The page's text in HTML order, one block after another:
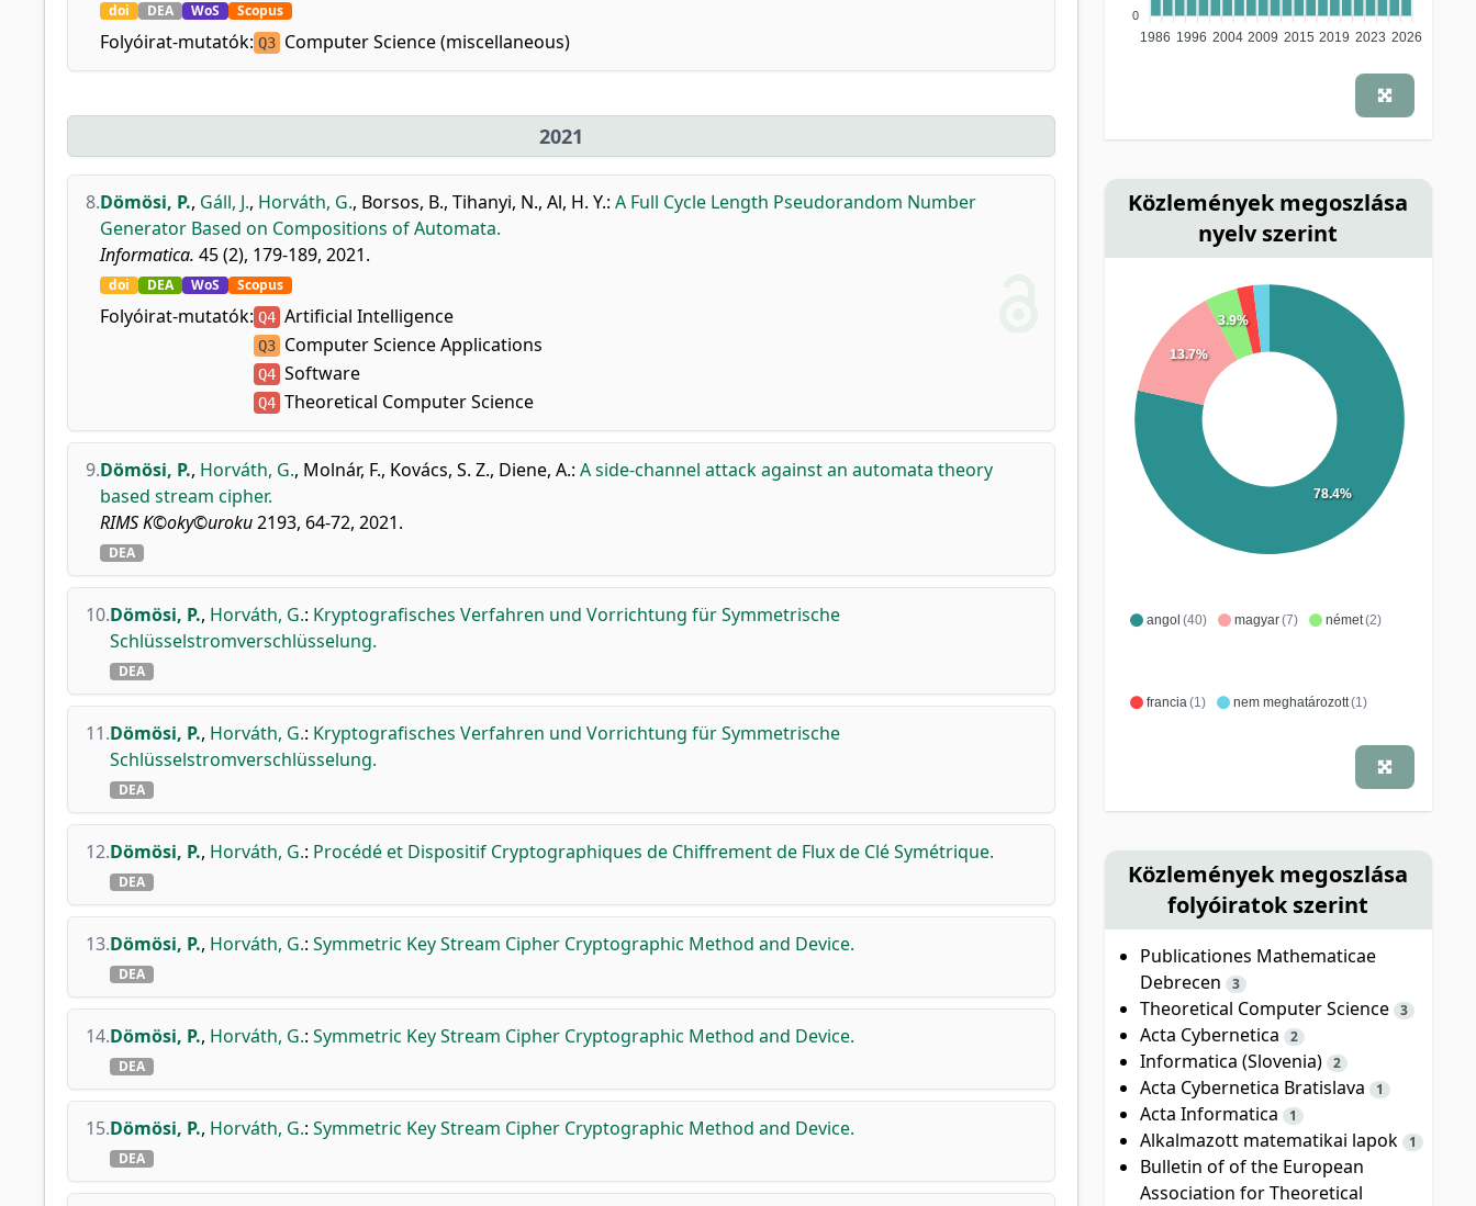
doi DEA WoS Scopus
Folyóirat-mutatók: Q3 Computer Science (miscellaneous)
2021
8.Dömösi, P., Gáll, J., Horváth, G., Borsos, B., Tihanyi, N., Al, H. Y.: A Full Cycle Length Pseudorandom Number
Generator Based on Compositions of Automata.
Informatica. 45 (2), 179-189, 2021.
doi DEA WoS Scopus
Folyóirat-mutatók: Q4 Artificial Intelligence
Q3 Computer Science Applications
Q4 Software
Q4 Theoretical Computer Science
9.Dömösi, P., Horváth, G., Molnár, F., Kovács, S. Z., Diene, A.: A side-channel attack against an automata theory
based stream cipher.
RIMS K©oky©uroku2193, 64-72, 2021.
DEA
10.Dömösi, P., Horváth, G.: Kryptografisches Verfahren und Vorrichtung für Symmetrische
Schlüsselstromverschlüsselung.
DEA
11.Dömösi, P., Horváth, G.: Kryptografisches Verfahren und Vorrichtung für Symmetrische
Schlüsselstromverschlüsselung.
DEA
12.Dömösi, P., Horváth, G.: Procédé et Dispositif Cryptographiques de Chiffrement de Flux de Clé Symétrique.
DEA
13.Dömösi, P., Horváth, G.: Symmetric Key Stream Cipher Cryptographic Method and Device.
DEA
14.Dömösi, P., Horváth, G.: Symmetric Key Stream Cipher Cryptographic Method and Device.
DEA
15.Dömösi, P., Horváth, G.: Symmetric Key Stream Cipher Cryptographic Method and Device.
DEA
0
1986 1996 2004 2009 2015 2019 2023 2026
Közlemények megoszlása
nyelv szerint
angol (40) magyar(7) német(2)
francia(1) nem meghatározott(1)
78.4%
13.7%
3.9%
Közlemények megoszlása
folyóiratok szerint
Publicationes Mathematicae
Debrecen
3
Theoretical Computer Science 3
Acta Cybernetica 2
Informatica (Slovenia) 2
Acta Cybernetica Bratislava 1
Acta Informatica 1
Alkalmazott matematikai lapok 1
Bulletin of of the European
Association for Theoretical